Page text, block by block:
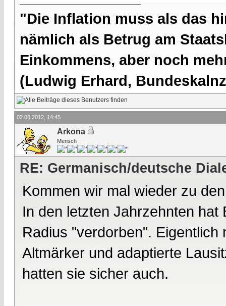
"Die Inflation muss als das
nämlich als Betrug am
Einkommens, aber noch
(Ludwig Erhard,
02.08.2012, 14:45
Arkona
Mensch
RE: Germanisch/deutsche
Kommen wir mal wieder zu
In den letzten Jahrzehnten
Radius "verdorben".
Altmärker und adaptierte
hatten sie sicher auch.